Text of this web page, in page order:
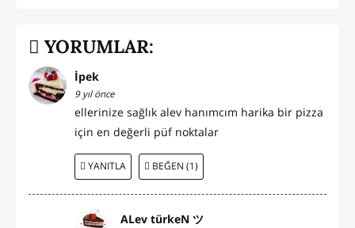
YORUMLAR:
İpek
9 yıl önce
ellerinize sağlık alev hanımcım harika bir pizza
için en değerli püf noktalar
YANITLA BEĞEN (1)
ALev türkeN ツ